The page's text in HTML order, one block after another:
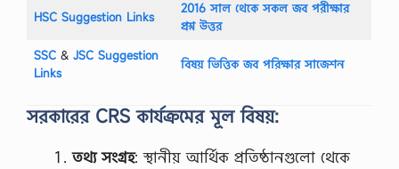
HSC Suggestion Links
2016 সাল থেকে সকল জব পরীক্ষার
প্রশ্ন উত্তর
SSC ‍& JSC Suggestion
Links
বিষয় ভিত্তিক জব পরিক্ষার সাজেশন
সরকারের CRS কার্যক্রমের মূল বিষয়:
তথ্য সংগ্রহ: স্থানীয় আর্থিক প্রতিষ্ঠানগুলো থেকে